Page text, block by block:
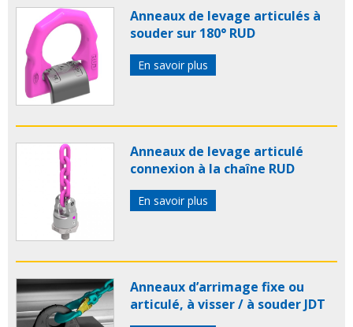
Anneaux de levage articulés à
souder sur 180° RUD
En savoir plus
Anneaux de levage articulé
connexion à la chaîne RUD
En savoir plus
Anneaux d’arrimage fixe ou
articulé, à visser / à souder JDT